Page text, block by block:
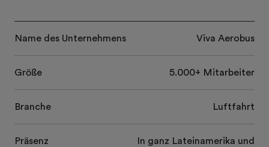
Name des Unternehmens Viva Aerobus
Größe 5.000+ Mitarbeiter
Branche Luftfahrt
Präsenz
In ganz Lateinamerika und